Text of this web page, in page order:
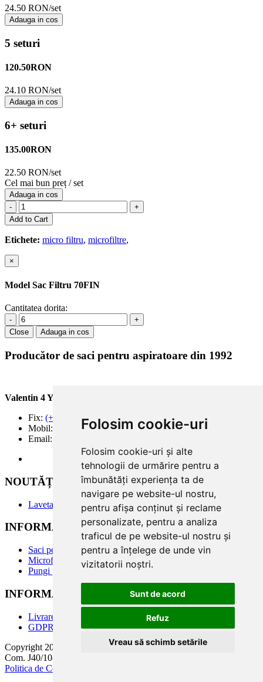
Folosim cookie-uri
Folosim cookie-uri și alte
tehnologii de urmărire pentru a
îmbunătăți experiența ta de
navigare pe website-ul nostru,
pentru afișa conținut și reclame
personalizate, pentru a analiza
traficul de pe website-ul nostru și
pentru a înțelege de unde vin
vizitatorii noștri.
Sunt de acord
Refuz
Vreau să schimb setările
24.50 RON/set
Adauga in cos
5 seturi
120.50RON
24.10 RON/set
Adauga in cos
6+ seturi
135.00RON
22.50 RON/set
Cel mai bun preț / set
Adauga in cos
-
+
Add to Cart
Etichete: micro filtru, microfiltre,
×
Model Sac Filtru 70FIN
Cantitatea dorita:
-
+
Close
Adauga in cos
Producător de saci pentru aspiratoare din 1992
Valentin 4 You Prod.
Fix: (+40) 21 668 60 69
Mobil:
(+40) 722 375 131
Email:
NOUTĂȚi
Laveta din Microfibră MADAline
INFORMATII PRODUSE
Saci pentru aspirator
Microfiltre
Pungi pentru colectare praf
INFORMATII UTILE
Livrare
GDPR
Copyright 2005-2026 Valentin 4 You Prod, CUI: RO1579181, Reg.
Com. J40/10818/1992. Toate drepturile rezervate.
Politica de Confidentialitate